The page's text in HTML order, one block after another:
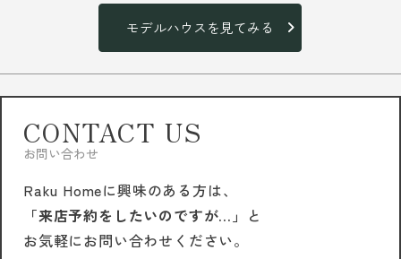
モデルハウスを見てみる
CONTACT US
お問い合わせ
Raku Homeに興味のある方は、
「来店予約をしたいのですが…」 と
お気軽にお問い合わせください。